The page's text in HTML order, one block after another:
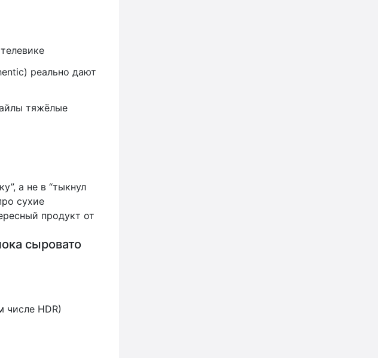
реально дают
тяжёлые
а не в “тыкнул
сухие
продукт от
сыровато
числе HDR)